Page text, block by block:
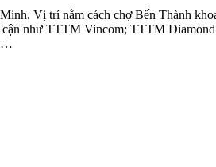
Vị trí nằm cách chợ Bến Thành
như TTTM Vincom; TTTM